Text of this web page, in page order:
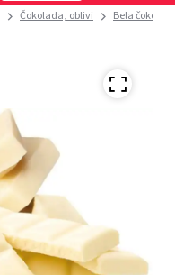
Čokolada, oblivi Bela